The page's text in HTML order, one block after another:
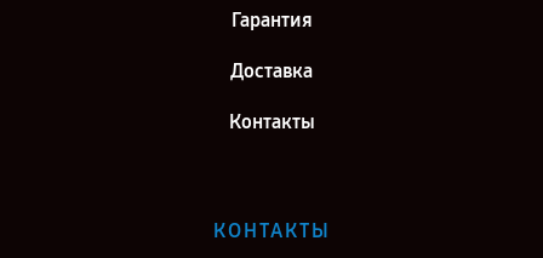
Гарантия
Доставка
Контакты
КОНТАКТЫ